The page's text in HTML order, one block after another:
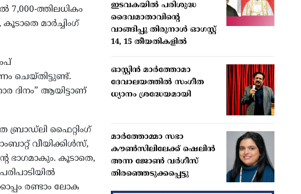
ത്തിലധികം
മാർച്ചിംഗ്
ചെയ്തിട്ടുണ്ട്.
ദിനം” ആയിട്ടാണ്
ബ്രാഡ്ലി ഫൈറ്റിംഗ്
വീയിക്കിൾസ്,
ഭാഗമാകും. കൂടാതെ,
രണ്ടാം ലോക
ഇടവകയില്‍ പരിശുദ്ധ
ദൈവമാതാവിന്റെ
വാങ്ങിപ്പു തിരുനാള്‍ ഓഗസ്റ്റ്
14, 15 തീയതികളില്‍
ഓസ്റ്റിൻ മാർത്തോമാ
ദേവാലയത്തിൽ സംഗീത
ധ്യാനം ശ്രദ്ധേയമായി
മാര്‍ത്തോമ്മാ സഭാ
കൗണ്‍സിലിലേക്ക് ഷെലിന്‍
അന്ന ജോണ്‍ വര്‍ഗീസ്
തിരഞ്ഞെടുക്കപ്പെട്ടു